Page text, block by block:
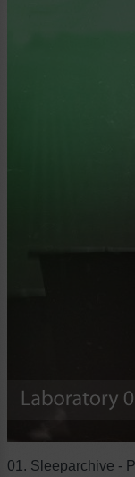
01. Sleeparchive -